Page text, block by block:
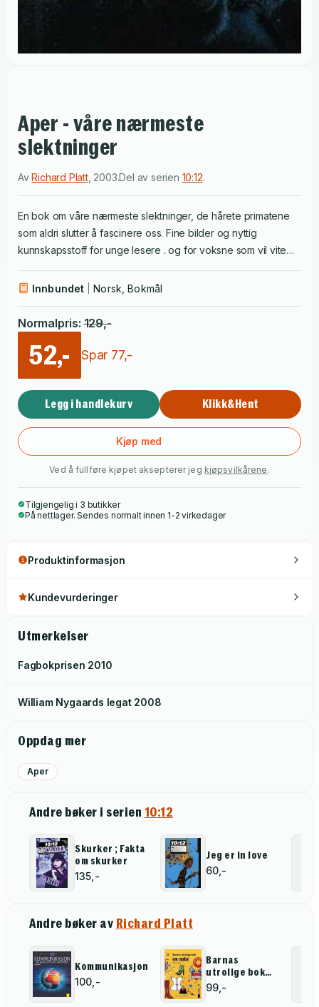
Aper - våre nærmeste
slektninger
AvRichard Platt, 2003.Del av serien 10:12.
En bok om våre nærmeste slektninger, de hårete primatene
som aldri slutter å fascinere oss. Fine bilder og nyttig
kunnskapsstoff for unge lesere . og for voksne som vil vite
raske reaksjoner. Noen av dem skremmer med sin styrke.
forfedrene, som en gang svingte seg fra tre til tre i skogen.
Dette er en bok om primater og deres verden, med tøffe
bilder, nyttig kunnskapsstoff, rare fakta og adresser til
nettsider.
Innbundet Norsk, Bokmål
Normalpris: 129,-
52,- Spar 77,-
Legg i handlekurv Klikk&Hent
Kjøp med
Ved å fullføre kjøpet aksepterer jeg kjøpsvilkårene .
Tilgjengelig i 3 butikker
På nettlager. Sendes normalt innen 1-2 virkedager
Produktinformasjon
Kundevurderinger
Utmerkelser
Fagbokprisen 2010
William Nygaards legat2008
Oppdag mer
Aper
Andre bøker i serien 10:12
Skurker ; Fakta
om skurker
135,-
Jeg er in love
60,-
Andre bøker av Richard Platt
Kommunikasjon
100,-
Barnas
utrolige bok
om moter
99,-